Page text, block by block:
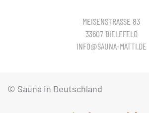
MEISENSTRASSE 83
33607 BIELEFELD
INFO@SAUNA-MATTI.DE
© Sauna in Deutschland